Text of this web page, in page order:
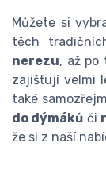
Můžete si
těch
nerezu, až po
zajišťují velmi
také
do dýmáků či
že si z naší